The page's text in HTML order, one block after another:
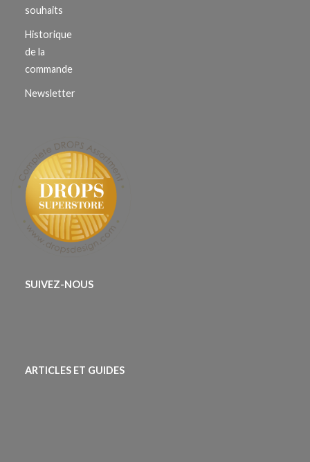
souhaits
Historique
de la
commande
Newsletter
SUIVEZ-NOUS
ARTICLES ET GUIDES